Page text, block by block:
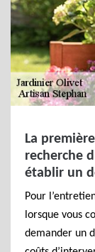
La
recherche
établir un
Pour
lorsque vous
demander un